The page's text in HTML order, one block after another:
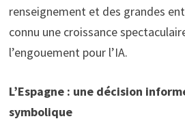
renseignement et des grandes
connu une croissance
l’engouement pour l’IA.
L’Espagne : une décision
symbolique